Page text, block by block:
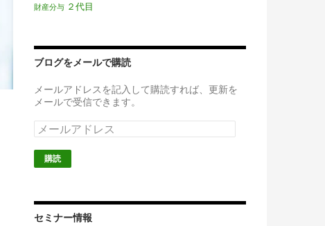
財産分与 ２代目
ブログをメールで購読
メールアドレスを記入して購読すれば、更新を
メールで受信できます。
メ
ー
ル
ア
ス
セミナー情報